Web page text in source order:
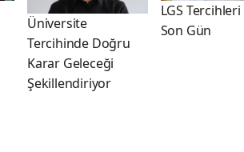
Üniversite
Tercihinde Doğru
Karar Geleceği
Şekillendiriyor
LGS
Son Gün